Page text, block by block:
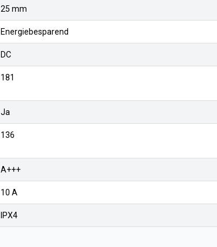
25 mm
Energiebesparend
DC
181
Ja
136
A+++
10 A
IPX4